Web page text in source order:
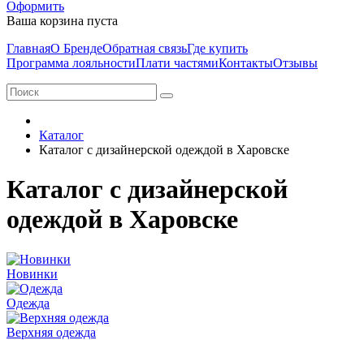
Оформить
Ваша корзина пуста
ГлавнаяО БрендеОбратная связьГде купить
Программа лояльностиПлати частямиКонтактыОтзывы
Каталог
Каталог с дизайнерской одеждой в Харовске
Каталог с дизайнерской
одеждой в Харовске
Новинки
Одежда
Верхняя одежда